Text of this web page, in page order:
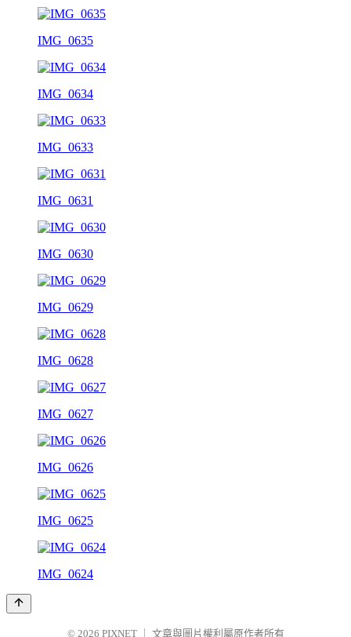
IMG_0635
IMG_0634
IMG_0633
IMG_0631
IMG_0630
IMG_0629
IMG_0628
IMG_0627
IMG_0626
IMG_0625
IMG_0624
© 2026 PIXNET 文章與圖片權利屬原作者所有